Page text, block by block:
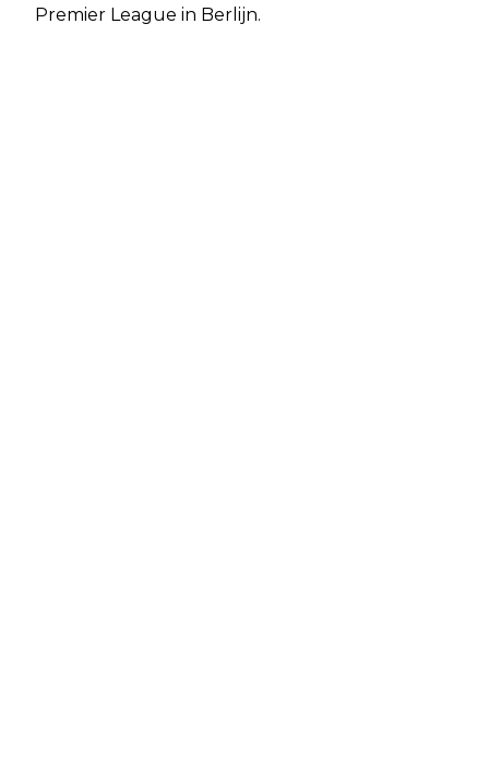
Premier League in Berlijn.